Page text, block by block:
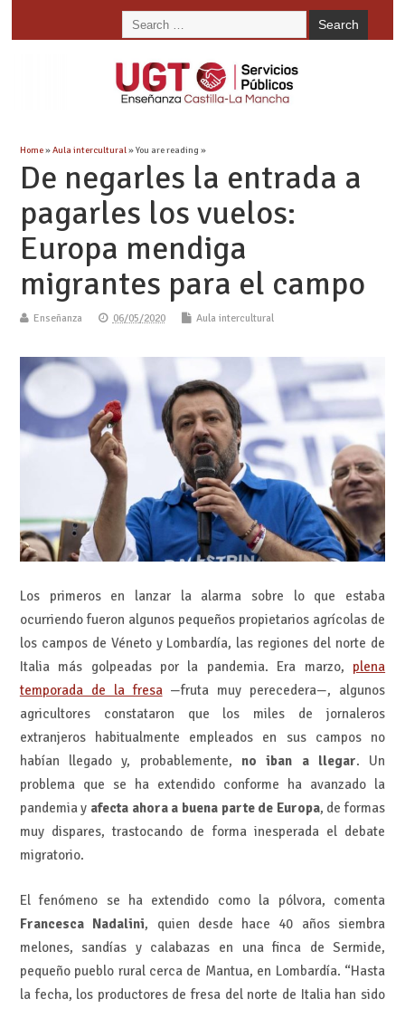
Home»Aula intercultural» You are reading »
De negarles la entrada a
pagarles los vuelos:
Europa mendiga
migrantes para el campo
Enseñanza 06/05/2020 Aula intercultural
Los primeros en lanzar la alarma sobre lo que estaba
ocurriendo fueron algunos pequeños propietarios agrícolas de
los campos de Véneto y Lombardía, las regiones del norte de
Italia más golpeadas por la pandemia. Era marzo, plena
temporada de la fresa—fruta muy perecedera—, algunos
agricultores constataron que los miles de jornaleros
extranjeros habitualmente empleados en sus campos no
habían llegado y, probablemente, no iban a llegar. Un
problema que se ha extendido conforme ha avanzado la
pandemia y afecta ahora a buena parte de Europa, de formas
muy dispares, trastocando de forma inesperada el debate
migratorio.
El fenómeno se ha extendido como la pólvora, comenta
Francesca Nadalini, quien desde hace 40 años siembra
melones, sandías y calabazas en una finca de Sermide,
pequeño pueblo rural cerca de Mantua, en Lombardía. “Hasta
la fecha, los productores de fresa del norte de Italia han sido